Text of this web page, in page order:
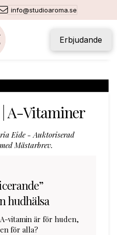
info@studioaroma.se
Erbjudande
A-Vitaminer
Eide - Auktoriserad
Mästarbrev.
hudhälsa
vitamin är för huden,
för alla?